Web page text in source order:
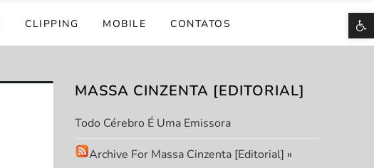
CLIPPING MOBILE CONTATOS
MASSA CINZENTA [EDITORIAL]
Todo Cérebro É Uma Emissora
Archive For Massa Cinzenta [Editorial] »